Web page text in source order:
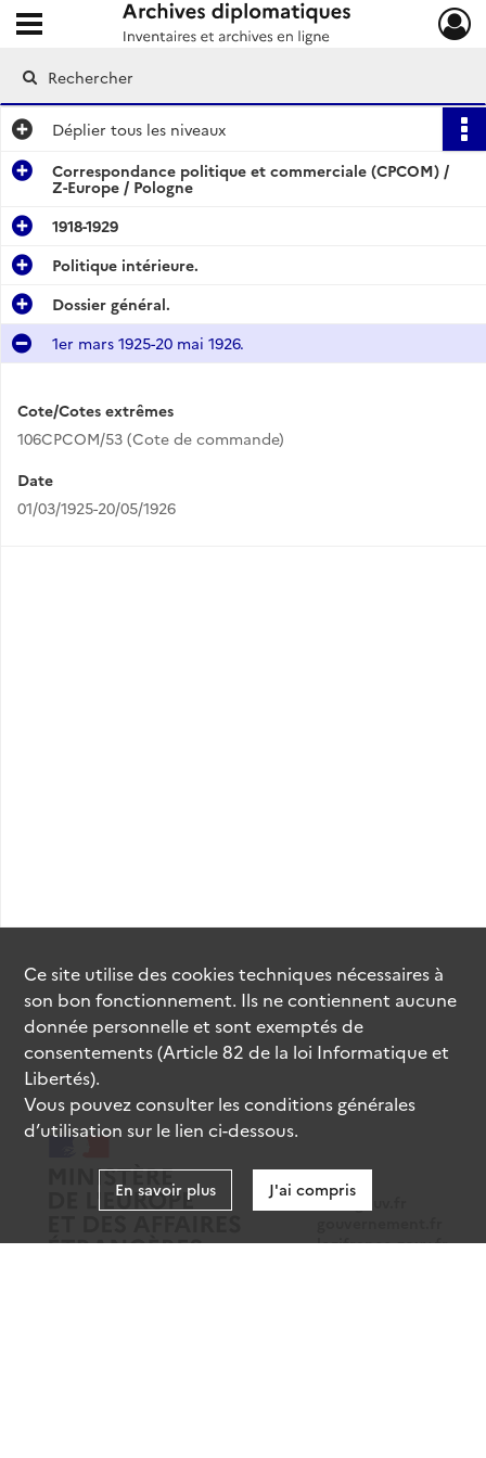
Archives diplomatiques
Ouvrir le menu déroulant
Déplier tous les niveaux
Correspondance politique et commerciale (CPCOM) /
Z-Europe / Pologne
1918-1929
Politique intérieure.
Dossier général.
1er mars 1925-20 mai 1926.
Cote/Cotes extrêmes
106CPCOM/53 (Cote de commande)
Date
01/03/1925-20/05/1926
data.gouv.fr
legifrance.gouv.fr
Ce site utilise descookiestechniques nécessaires à
son bon fonctionnement. Ils ne contiennent aucune
donnée personnelle et sont exemptés de
consentements (Article 82 de la loi Informatique et
Libertés).
Vous pouvez consulter les conditions générales
d’utilisation sur le lien ci-dessous.
En savoir plus J'ai compris